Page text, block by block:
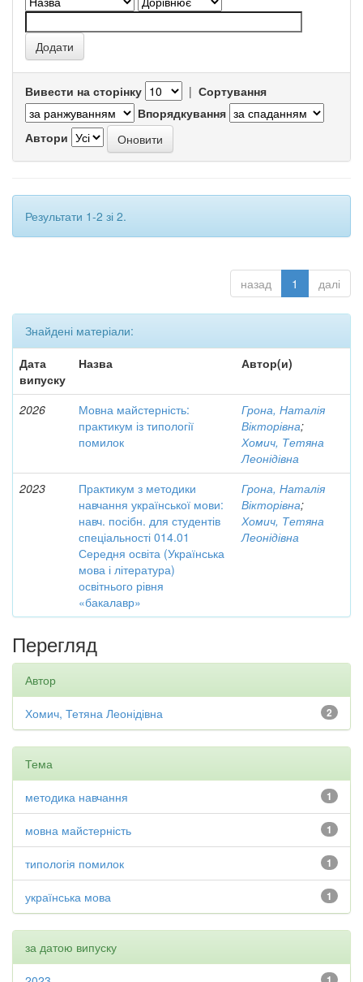
Вивести на сторінку | Сортування
Впорядкування
Автори
Результати 1-2 зі 2.
назад 1 далі
Знайдені матеріали:
Дата
випуску
Назва Автор(и)
2026
Мовна майстерність:
практикум із типології
помилок
Грона, Наталія
Вікторівна;
Хомич, Тетяна
Леонідівна
2023
Практикум з методики
навчання української мови:
навч. посібн. для студентів
спеціальності 014.01
Середня освіта (Українська
мова і література)
освітнього рівня
«бакалавр»
Грона, Наталія
Вікторівна;
Хомич, Тетяна
Леонідівна
Перегляд
Автор
2
Хомич, Тетяна Леонідівна
Тема
1
методика навчання
1
мовна майстерність
1
типологія помилок
1
українська мова
за датою випуску